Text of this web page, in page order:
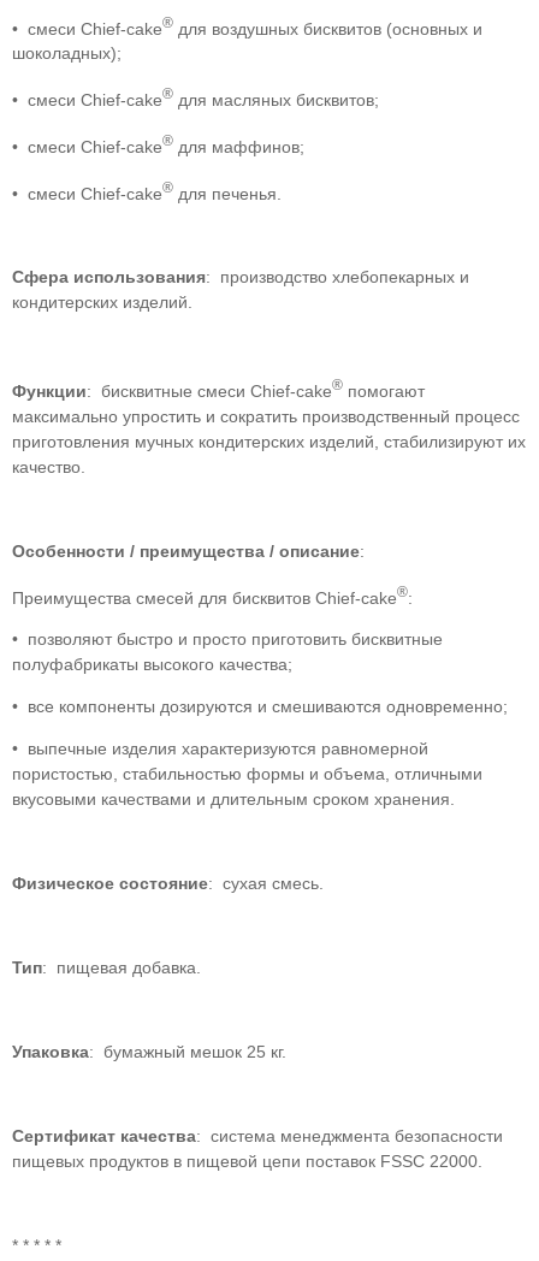
• смеси Chief-cake® для воздушных бисквитов (основных и
шоколадных);
• смеси Chief-cake® для масляных бисквитов;
• смеси Chief-cake® для маффинов;
• смеси Chief-cake® для печенья.
Сфера использования: производство хлебопекарных и
кондитерских изделий.
Функции: бисквитные смеси Chief-cake® помогают
максимально упростить и сократить производственный процесс
приготовления мучных кондитерских изделий, стабилизируют их
качество.
Особенности / преимущества / описание:
Преимущества смесей для бисквитов Chief-cake®:
• позволяют быстро и просто приготовить бисквитные
полуфабрикаты высокого качества;
• все компоненты дозируются и смешиваются одновременно;
• выпечные изделия характеризуются равномерной
пористостью, стабильностью формы и объема, отличными
вкусовыми качествами и длительным сроком хранения.
Физическое состояние: сухая смесь.
Тип: пищевая добавка.
Упаковка: бумажный мешок 25 кг.
Сертификат качества: система менеджмента безопасности
пищевых продуктов в пищевой цепи поставок FSSC 22000.
* * * * *